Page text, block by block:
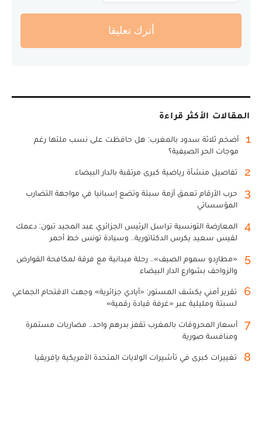
أترك تعليقا
المقالات الأكثر قراءة
1
أضخم ثلاثة سدود بالمغرب: هل حافظت على نسب ملئها رغم
موجات الحر الصيفية؟
2 تفاصيل منشأة رياضية كبرى مرتقبة بالدار البيضاء
3
حرب الأرقام تعمق أزمة سبتة وتضع إسبانيا في مواجهة التضارب
المؤسساتي
4
المعارضة التونسية تراسل الرئيس الجزائري عبد المجيد تبون: دعمك
لقيس سعيد يكرس الدكتاتورية.. وسيادة تونس خط أحمر
5
«مطارِدو سموم الصيف».. رحلة ميدانية مع فرقة لمكافحة القوارض
والزواحف بشوارع الدار البيضاء
6
تقرير أمني يكشف المستور: «أيادي جزائرية» وجهت الاقتحام الجماعي
لسبتة ومليلية عبر «غرفة قيادة رقمية»
7
أسعار المحروقات بالمغرب تقفز بدرهم واحد.. مضاربات مستمرة
ومنافسة صورية
8 تغييرات كبرى في تأشيرات الولايات المتحدة الأمريكية بإفريقيا